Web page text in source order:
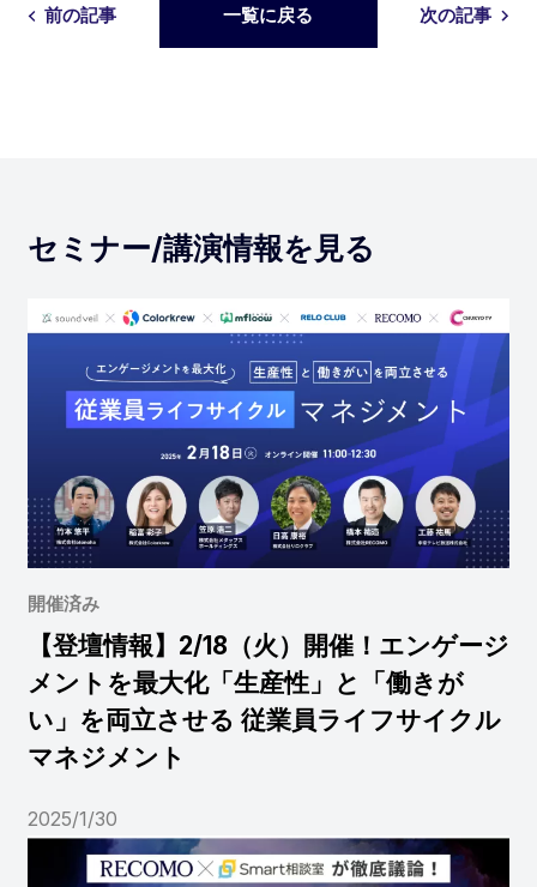
前の記事 一覧に戻る 次の記事
セミナー/講演情報を見る
開催済み
【登壇情報】2/18（火）開催！エンゲージ
メントを最大化「生産性」と「働きが
い」を両立させる 従業員ライフサイクル
マネジメント
2025/1/30